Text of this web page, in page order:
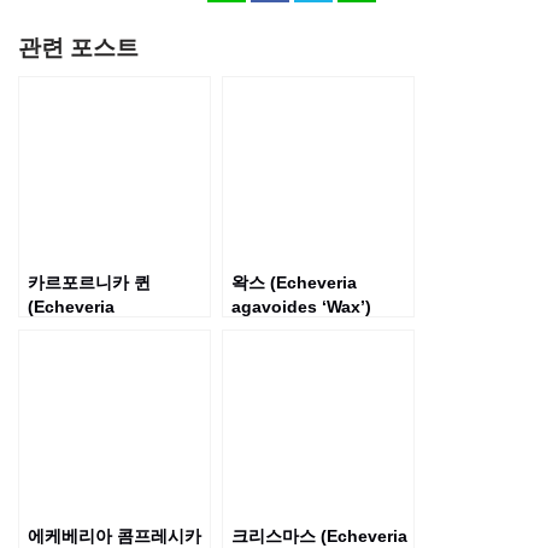
관련 포스트
카르포르니카 퀸
(Echeveria
왁스 (Echeveria
agavoides ‘Wax’)
에케베리아 콤프레시카
크리스마스 (Echeveria